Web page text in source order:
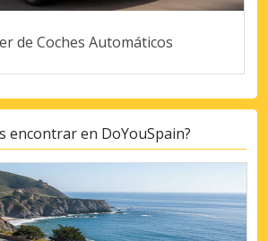
de Coches Automáticos
encontrar en DoYouSpain?